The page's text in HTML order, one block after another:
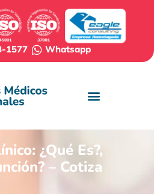
1577 Whatsapp
¿Qué Es?,
– Cotiza